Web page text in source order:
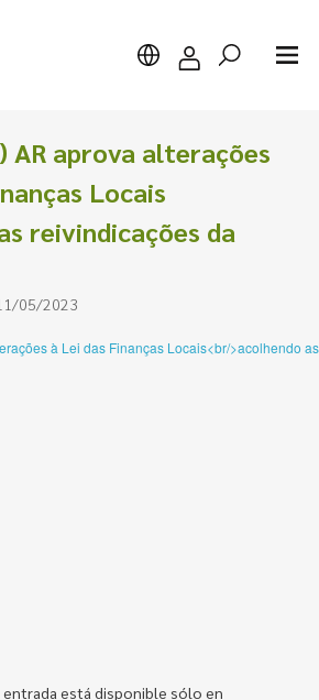
AR aprova alterações
Locais
reivindicações da
05/2023
está disponible sólo en